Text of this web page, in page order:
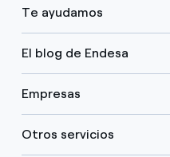
Te ayudamos
El blog de Endesa
Empresas
Otros servicios